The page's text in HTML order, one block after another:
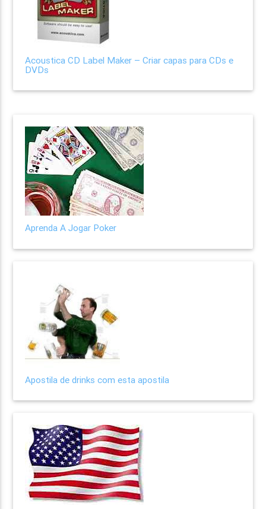
Acoustica CD Label Maker – Criar capas para CDs e
DVDs
Aprenda A Jogar Poker
Apostila de drinks com esta apostila